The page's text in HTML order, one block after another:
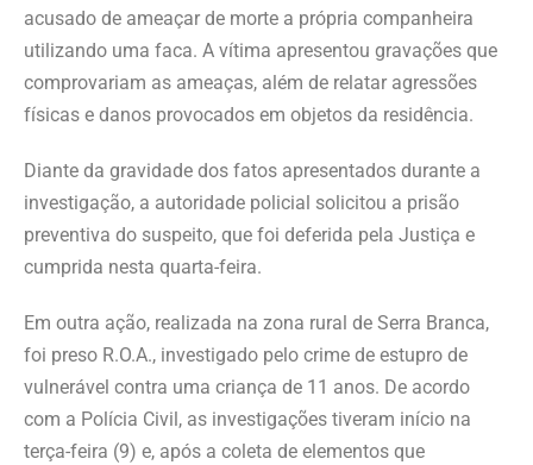
acusado de ameaçar de morte a própria companheira
utilizando uma faca. A vítima apresentou gravações que
comprovariam as ameaças, além de relatar agressões
físicas e danos provocados em objetos da residência.
Diante da gravidade dos fatos apresentados durante a
investigação, a autoridade policial solicitou a prisão
preventiva do suspeito, que foi deferida pela Justiça e
cumprida nesta quarta-feira.
Em outra ação, realizada na zona rural de Serra Branca,
foi preso R.O.A., investigado pelo crime de estupro de
vulnerável contra uma criança de 11 anos. De acordo
com a Polícia Civil, as investigações tiveram início na
terça-feira (9) e, após a coleta de elementos que